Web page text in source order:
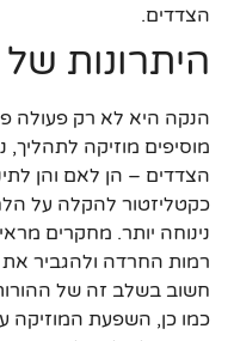
הצדדים.
היתרונות
הנקה היא לא רק פעולה
מוסיפים מוזיקה לתהליך,
הצדדים – הן לאם והן
כקטליזטור להקלה על
נינוחה יותר. מחקרים
רמות החרדה ולהגביר
חשוב בשלב זה של
כמו כן, השפעת המוזיקה